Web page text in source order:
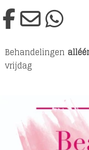
Behandelingen
vrijdag